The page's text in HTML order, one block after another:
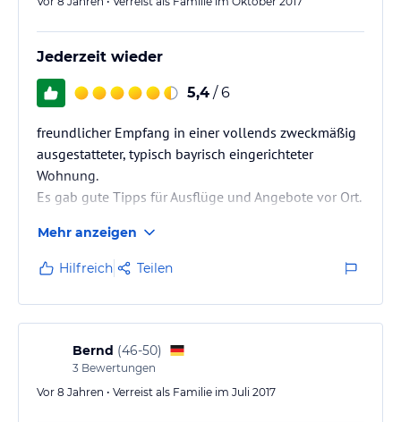
Jederzeit wieder
5,4 / 6
freundlicher Empfang in einer vollends zweckmäßig
ausgestatteter, typisch bayrisch eingerichteter
Wohnung.
Es gab gute Tipps für Ausflüge und Angebote vor Ort.
Mehr anzeigen
Hilfreich Teilen
Bernd (46-50)
3 Bewertungen
Vor 8 Jahren • Verreist als Familie im Juli 2017